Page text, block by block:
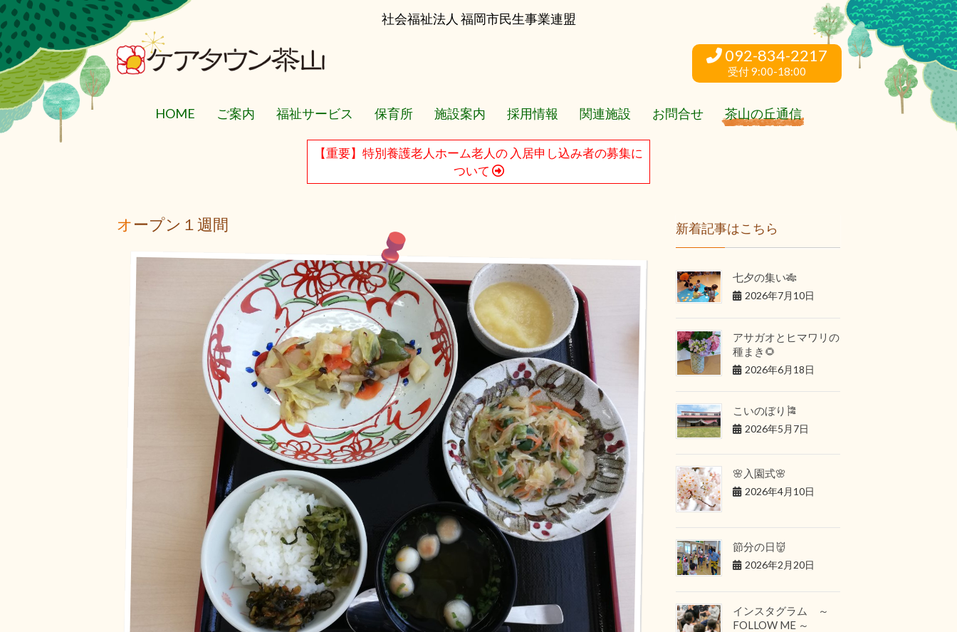
社会福祉法人 福岡市民生事業連盟
092-834-2217
受付 9:00-18:00
HOME ご案内 福祉サービス 保育所 施設案内 採用情報 関連施設 お問合せ 茶山の丘通信
【重要】特別養護老人ホーム老人の 入居申し込み者の募集に
ついて
オープン１週間 新着記事はこちら
七夕の集い🎋
2026年7月10日
アサガオとヒマワリの
種まき🌻
2026年6月18日
こいのぼり🎏
2026年5月7日
🌸入園式🌸
2026年4月10日
節分の日👹
2026年2月20日
インスタグラム ～
FOLLOW ME ～